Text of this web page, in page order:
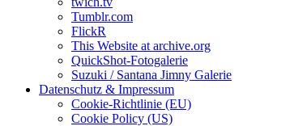
Tumblr.com
FlickR
This Website at archive.org
QuickShot-Fotogalerie
Suzuki / Santana Jimny Galerie
Datenschutz & Impressum
Cookie-Richtlinie (EU)
Cookie Policy (US)